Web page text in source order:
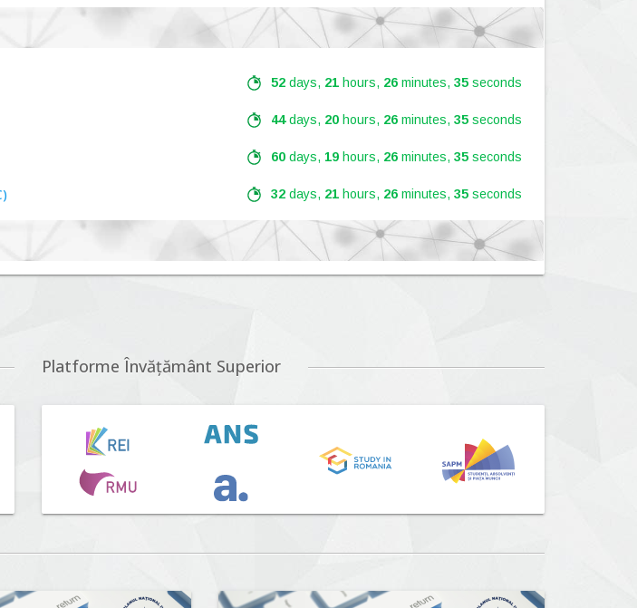
52days, 21hours, 26minutes, 34seconds
44days, 20hours, 26minutes, 34seconds
60days, 19hours, 26minutes, 34seconds
32days, 21hours, 26minutes, 34seconds
Platforme Învățământ Superior